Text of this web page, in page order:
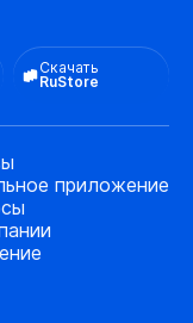
Скачать
RuStore
приложение